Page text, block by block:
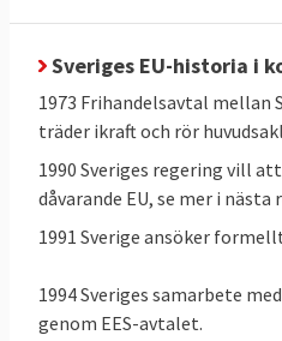
Sveriges EU-historia i
1973 Frihandelsavtal mellan
träder ikraft och rör
1990 Sveriges regering vill
dåvarande EU, se mer i nästa
1991 Sverige ansöker
1994 Sveriges samarbete
genom EES-avtalet.